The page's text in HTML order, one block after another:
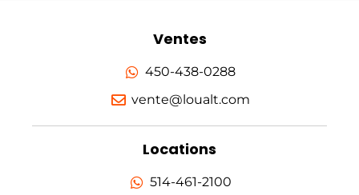
Ventes
450-438-0288
vente@loualt.com
Locations
514-461-2100